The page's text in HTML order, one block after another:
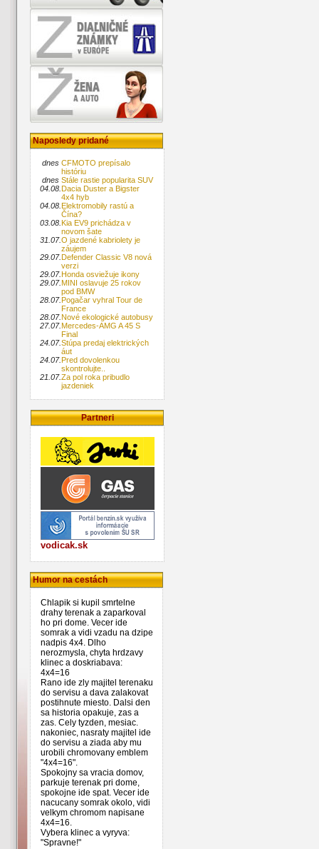
Naposledy pridané
dnes CFMOTO prepísalo
históriu
dnes Stále rastie popularita SUV
04.08.Dacia Duster a Bigster
4x4 hyb
04.08.Elektromobily rastú a
Čína?
03.08.Kia EV9 prichádza v
novom šate
31.07.O jazdené kabriolety je
záujem
29.07.Defender Classic V8 nová
verzi
29.07.Honda osviežuje ikony
29.07.MINI oslavuje 25 rokov
pod BMW
28.07.Pogačar vyhral Tour de
France
28.07.Nové ekologické autobusy
27.07.Mercedes-AMG A 45 S
Final
24.07.Stúpa predaj elektrických
áut
24.07.Pred dovolenkou
skontrolujte..
21.07.Za pol roka pribudlo
jazdeniek
Partneri
vodicak.sk
Humor na cestách
Chlapik si kupil smrtelne
drahy terenak a zaparkoval
ho pri dome. Vecer ide
somrak a vidi vzadu na dzipe
nadpis 4x4. Dlho
nerozmysla, chyta hrdzavy
klinec a doskriabava:
4x4=16
Rano ide zly majitel terenaku
do servisu a dava zalakovat
postihnute miesto. Dalsi den
sa historia opakuje, zas a
zas. Cely tyzden, mesiac.
nakoniec, nasraty majitel ide
do servisu a ziada aby mu
urobili chromovany emblem
"4x4=16".
Spokojny sa vracia domov,
parkuje terenak pri dome,
spokojne ide spat. Vecer ide
nacucany somrak okolo, vidi
velkym chromom napisane
4x4=16.
Vybera klinec a vyryva:
"Spravne!"